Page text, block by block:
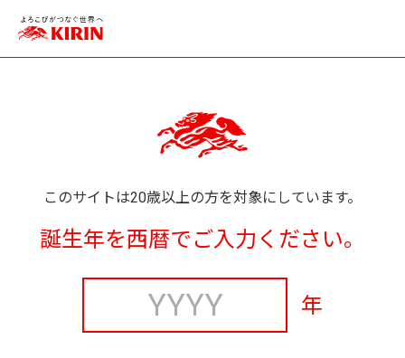
このサイトは20歳以上の方を対象にしています。
誕生年を西暦でご入力ください。
年